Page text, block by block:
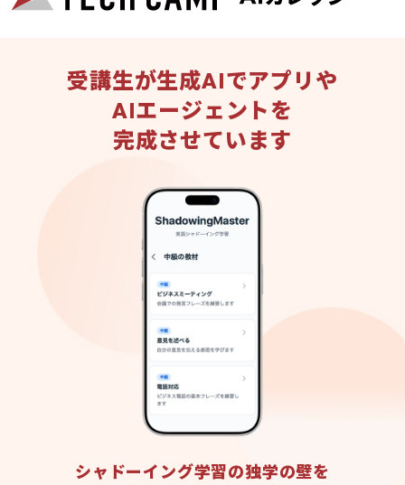
受講生が生成AIでアプリや
AIエージェントを
完成させています
シャドーイング学習の独学の壁を